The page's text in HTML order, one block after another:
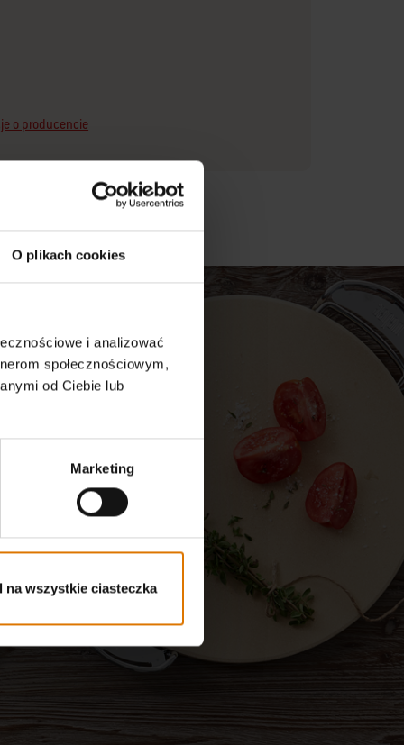
O plikach cookies
i analizować
społecznościowym,
od Ciebie lub
Marketing
na wszystkie ciasteczka
o producencie